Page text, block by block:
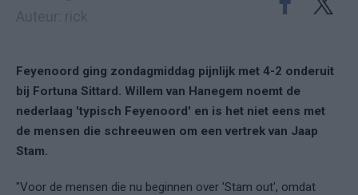
Feyenoord ging zondagmiddag pijnlijk met 4-2 onderuit
bij Fortuna Sittard. Willem van Hanegem noemt de
nederlaag 'typisch Feyenoord' en is het niet eens met
de mensen die schreeuwen om een vertrek van Jaap
Stam.
"Voor de mensen die nu beginnen over 'Stam out', omdat